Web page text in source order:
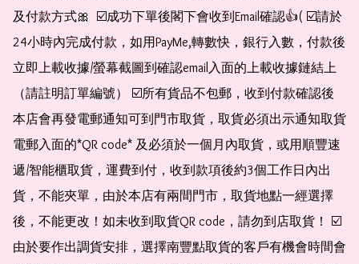
及付款方式🎀  ☑️成功下單後閣下會收到Email確認👍( ☑️請於
24小時內完成付款，如用PayMe,轉數快，銀行入數，付款後
立即上載收據/螢幕截圖到確認email入面的上載收據鏈結上
（請註明訂單編號） ☑️所有貨品不包郵，收到付款確認後
本店會再發電郵通知可到門市取貨，取貨必須出示通知取貨
電郵入面的*QR code* 及必須於一個月內取貨，或用順豐速
遞/智能櫃取貨，運費到付，收到款項後約3個工作日內出
貨，不能夾單，由於本店有兩間門市，取貨地點一經選擇
後，不能更改！如未收到取貨QR code，請勿到店取貨！ ☑️
由於要作出調貨安排，選擇南豐點取貨的客戶有機會時間會